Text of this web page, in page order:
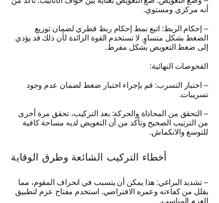
أنه مركزي ومستوي.
– إحكام الربط: اتبع نمط إحكام ربط قطري لضمان توزيع
الضغط بشكل متساوٍ. لا تستخدم القوة الزائدة لأن ذلك قد يؤدي
إلى ضغط التعويض بشكل مفرط.
الفحوصات النهائية:
– اختبار التسرب: قم بإجراء اختبار ضغط لضمان عدم وجود
تسريبات.
– التحقق من المحاذاة والحركة: بعد التركيب، تحقق مرة أخرى
من الترتيب الصحيح وتأكد من أن التعويض لديه مساحة كافية
للتوسع والانكماش.
أخطاء التركيب الشائعة وطرق الوقاية
–تشديد البراغي: هذا يمكن أن يتسبب في انحراف المقوم، مما
يقلل من كفاءته وعمره الافتراضي. استخدم مفتاح عزم لتطبيق
العزم المناسب.